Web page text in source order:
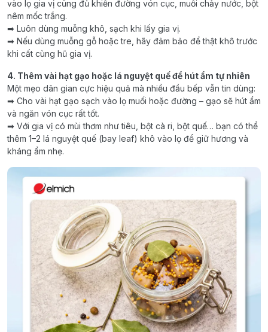
vào lọ gia vị cũng đủ khiến đường vón cục, muối chảy nước, bột
nêm mốc trắng.
➡ Luôn dùng muỗng khô, sạch khi lấy gia vị.
➡ Nếu dùng muỗng gỗ hoặc tre, hãy đảm bảo để thật khô trước
khi cất cùng hũ gia vị.
4. Thêm vài hạt gạo hoặc lá nguyệt quế để hút ẩm tự nhiên
Một mẹo dân gian cực hiệu quả mà nhiều đầu bếp vẫn tin dùng:
➡ Cho vài hạt gạo sạch vào lọ muối hoặc đường – gạo sẽ hút ẩm
và ngăn vón cục rất tốt.
➡ Với gia vị có mùi thơm như tiêu, bột cà ri, bột quế… bạn có thể
thêm 1–2 lá nguyệt quế (bay leaf) khô vào lọ để giữ hương và
kháng ẩm nhẹ.